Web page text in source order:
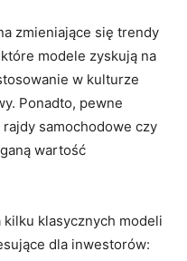
zmieniające ‌się trendy
modele ⁣zyskują na
w kulturze
Ponadto, ⁤pewne⁤
⁣samochodowe czy
‍wartość
klasycznych modeli‍
dla ‌inwestorów: